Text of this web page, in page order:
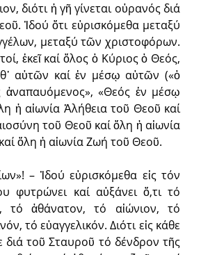
διότι ἡ γῆ γίνεται οὐρανός διά
Ἰδού ὅτι εὑρισκόμεθα μεταξύ
μεταξύ τῶν χριστοφόρων.
ἐκεῖ καί ὅλος ὁ Κύριος ὁ Θεός,
αὐτῶν καί ἐν μέσῳ αὐτῶν («ὁ
ἀναπαυόμενος», «Θεός ἐν μέσῳ
ἡ αἰωνία Ἀλήθεια τοῦ Θεοῦ καί
τοῦ Θεοῦ καί ὅλη ἡ αἰωνία
ὅλη ἡ αἰωνία Ζωή τοῦ Θεοῦ.
– Ἰδού εὑρισκόμεθα εἰς τόν
φυτρώνει καί αὐξάνει ὅ,τι τό
τό ἀθάνατον, τό αἰώνιον, τό
τό εὐαγγελικόν. Διότι εἰς κάθε
διά τοῦ Σταυροῦ τό δένδρον τῆς